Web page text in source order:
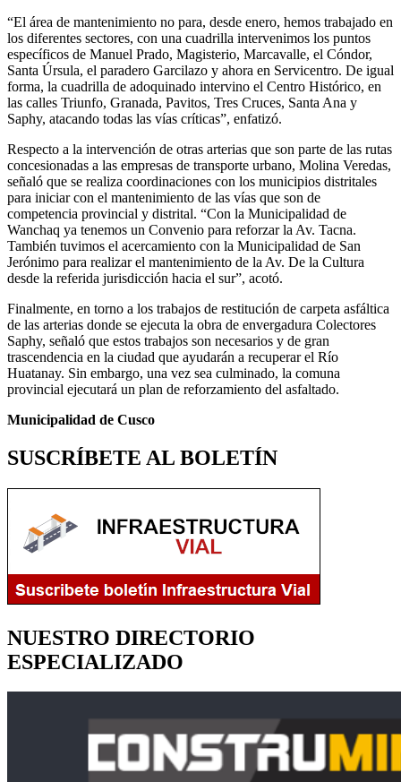
“El área de mantenimiento no para, desde enero, hemos trabajado en
los diferentes sectores, con una cuadrilla intervenimos los puntos
específicos de Manuel Prado, Magisterio, Marcavalle, el Cóndor,
Santa Úrsula, el paradero Garcilazo y ahora en Servicentro. De igual
forma, la cuadrilla de adoquinado intervino el Centro Histórico, en
las calles Triunfo, Granada, Pavitos, Tres Cruces, Santa Ana y
Saphy, atacando todas las vías críticas”, enfatizó.
Respecto a la intervención de otras arterias que son parte de las rutas
concesionadas a las empresas de transporte urbano, Molina Veredas,
señaló que se realiza coordinaciones con los municipios distritales
para iniciar con el mantenimiento de las vías que son de
competencia provincial y distrital. “Con la Municipalidad de
Wanchaq ya tenemos un Convenio para reforzar la Av. Tacna.
También tuvimos el acercamiento con la Municipalidad de San
Jerónimo para realizar el mantenimiento de la Av. De la Cultura
desde la referida jurisdicción hacia el sur”, acotó.
Finalmente, en torno a los trabajos de restitución de carpeta asfáltica
de las arterias donde se ejecuta la obra de envergadura Colectores
Saphy, señaló que estos trabajos son necesarios y de gran
trascendencia en la ciudad que ayudarán a recuperar el Río
Huatanay. Sin embargo, una vez sea culminado, la comuna
provincial ejecutará un plan de reforzamiento del asfaltado.
Municipalidad de Cusco
SUSCRÍBETE AL BOLETÍN
NUESTRO DIRECTORIO
ESPECIALIZADO